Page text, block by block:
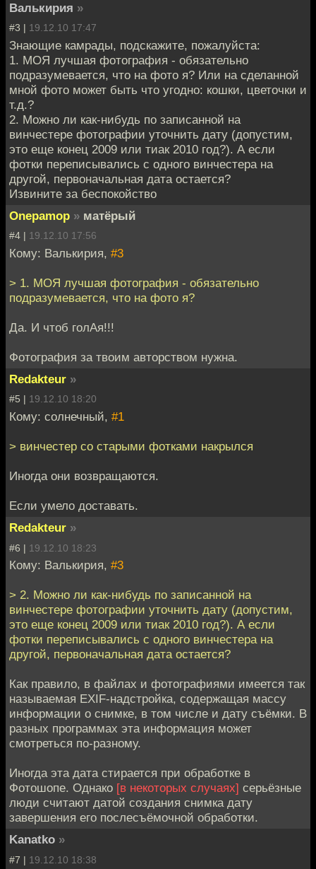
Валькирия »
#3 | 19.12.10 17:47
Знающие камрады, подскажите, пожалуйста:
1. МОЯ лучшая фотография - обязательно
подразумевается, что на фото я? Или на сделанной
мной фото может быть что угодно: кошки, цветочки и
т.д.?
2. Можно ли как-нибудь по записанной на
винчестере фотографии уточнить дату (допустим,
это еще конец 2009 или тиак 2010 год?). А если
фотки переписывались с одного винчестера на
другой, первоначальная дата остается?
Извините за беспокойство
Onepamop » матёрый
#4 | 19.12.10 17:56
Кому: Валькирия, #3
> 1. МОЯ лучшая фотография - обязательно
подразумевается, что на фото я?
Да. И чтоб голАя!!!
Фотография за твоим авторством нужна.
Redakteur »
#5 | 19.12.10 18:20
Кому: солнечный, #1
> винчестер со старыми фотками накрылся
Иногда они возвращаются.
Если умело доставать.
Redakteur »
#6 | 19.12.10 18:23
Кому: Валькирия, #3
> 2. Можно ли как-нибудь по записанной на
винчестере фотографии уточнить дату (допустим,
это еще конец 2009 или тиак 2010 год?). А если
фотки переписывались с одного винчестера на
другой, первоначальная дата остается?
Как правило, в файлах и фотографиями имеется так
называемая EXIF-надстройка, содержащая массу
информации о снимке, в том числе и дату съёмки. В
разных программах эта информация может
смотреться по-разному.
Иногда эта дата стирается при обработке в
Фотошопе. Однако [в некоторых случаях] серьёзные
люди считают датой создания снимка дату
завершения его послесъёмочной обработки.
Kanatko »
#7 | 19.12.10 18:38